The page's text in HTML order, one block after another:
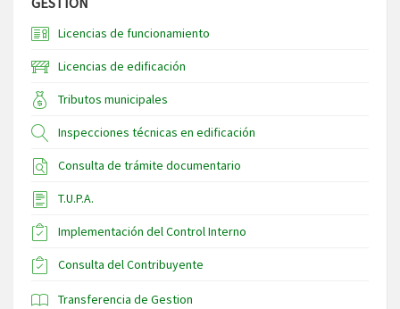
Licencias de funcionamiento
Licencias de edificación
Tributos municipales
Inspecciones técnicas en edificación
Consulta de trámite documentario
T.U.P.A.
Implementación del Control Interno
Consulta del Contribuyente
Transferencia de Gestion